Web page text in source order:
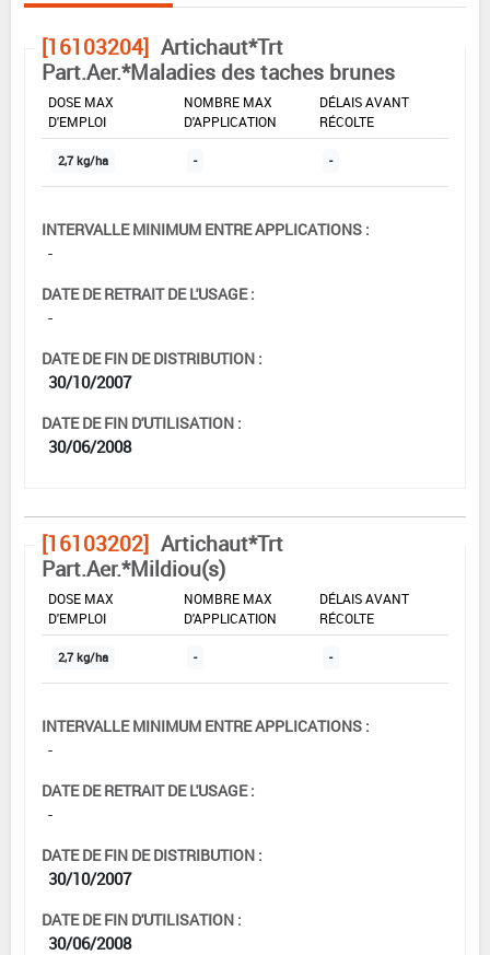
[16103204] Artichaut*Trt
Part.Aer.*Maladies des taches brunes
DOSE MAX
D'EMPLOI
NOMBRE MAX
D'APPLICATION
DÉLAIS AVANT
RÉCOLTE
2,7 kg/ha - -
INTERVALLE MINIMUM ENTRE APPLICATIONS :
-
DATE DE RETRAIT DE L'USAGE :
-
DATE DE FIN DE DISTRIBUTION :
30/10/2007
DATE DE FIN D'UTILISATION :
30/06/2008
[16103202] Artichaut*Trt
Part.Aer.*Mildiou(s)
DOSE MAX
D'EMPLOI
NOMBRE MAX
D'APPLICATION
DÉLAIS AVANT
RÉCOLTE
2,7 kg/ha - -
INTERVALLE MINIMUM ENTRE APPLICATIONS :
-
DATE DE RETRAIT DE L'USAGE :
-
DATE DE FIN DE DISTRIBUTION :
30/10/2007
DATE DE FIN D'UTILISATION :
30/06/2008